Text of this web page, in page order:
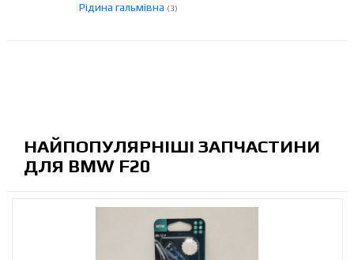
Рідина гальмівна (3)
НАЙПОПУЛЯРНІШІ ЗАПЧАСТИНИ
ДЛЯ BMW F20